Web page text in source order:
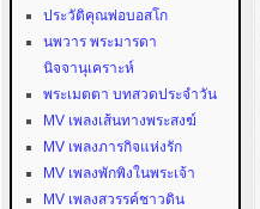
ประวัติคุณพ่อบอสโก
นพวาร พระมารดา
นิจจานุเคราะห์
พระเมตตา บทสวดประจำวัน
MV เพลงเส้นทางพระสงฆ์
MV เพลงภารกิจแห่งรัก
MV เพลงพักพิงในพระเจ้า
MV เพลงสวรรค์ชาวดิน